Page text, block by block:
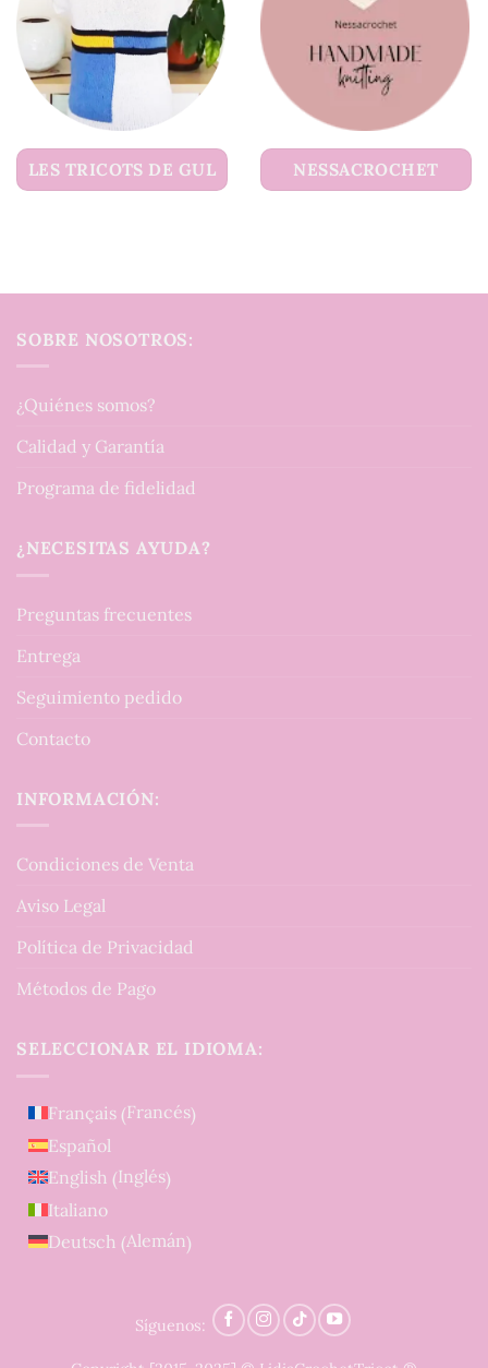
LES TRICOTS DE GUL NESSACROCHET
SOBRE NOSOTROS:
¿Quiénes somos?
Calidad y Garantía
Programa de fidelidad
¿NECESITAS AYUDA?
Preguntas frecuentes
Entrega
Seguimiento pedido
Contacto
INFORMACIÓN:
Condiciones de Venta
Aviso Legal
Política de Privacidad
Métodos de Pago
SELECCIONAR EL IDIOMA:
Français (Francés)
Español
English (Inglés)
Italiano
Deutsch (Alemán)
Síguenos: